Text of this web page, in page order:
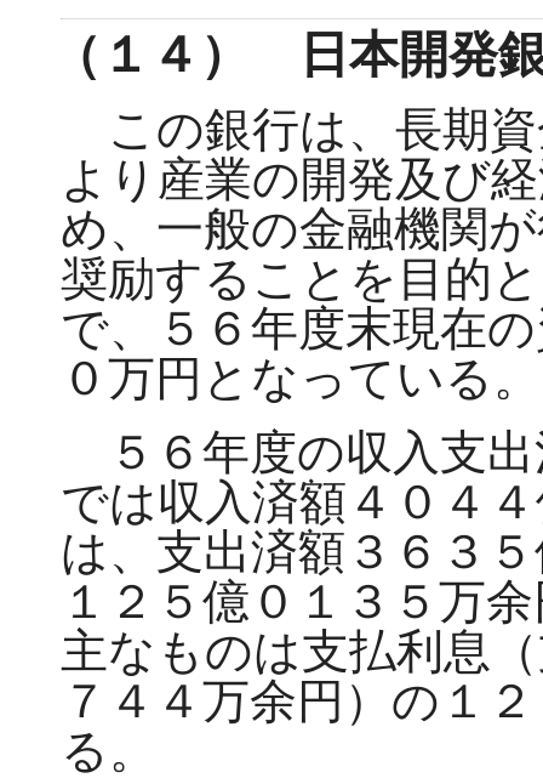
（１４） 日本開発
この銀行は、長期
より産業の開発及び
め、一般の金融機関
奨励することを目的
で、５６年度末現在
０万円となっている。
５６年度の収入支
では収入済額４０４
は、支出済額３６３
１２５億０１３５万
主なものは支払利息
７４４万余円）の１
る。